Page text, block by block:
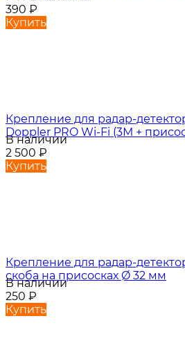
390 ₽
Купить
Крепление для радар-
Doppler PRO Wi-Fi (3М +
В наличии
2 500 ₽
Купить
Крепление для радар-
скоба на присосках Ø 32 мм
В наличии
250 ₽
Купить